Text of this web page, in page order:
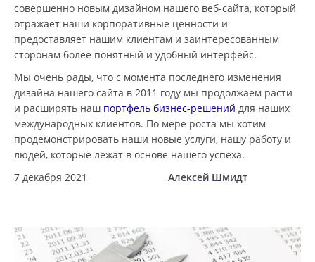
совершенно новым дизайном нашего веб-сайта, который
отражает наши корпоративные ценности и
предоставляет нашим клиентам и заинтересованным
сторонам более понятный и удобный интерфейс.
Мы очень рады, что с момента последнего изменения
дизайна нашего сайта в 2011 году мы продолжаем расти
и расширять наш портфель бизнес-решений для наших
международных клиентов. По мере роста мы хотим
продемонстрировать наши новые услуги, нашу работу и
людей, которые лежат в основе нашего успеха.
7 декабря 2021
Алексей Шмидт